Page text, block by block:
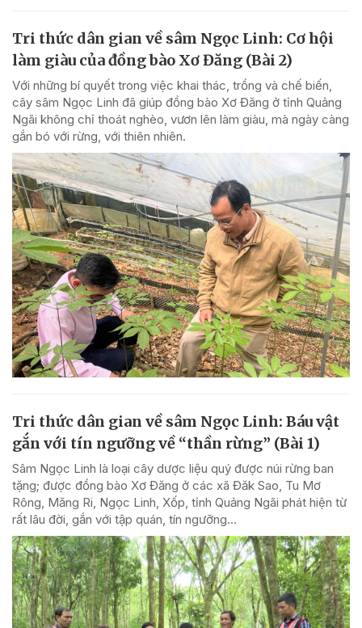
Tri thức dân gian về sâm Ngọc Linh: Cơ hội
làm giàu của đồng bào Xơ Đăng (Bài 2)
Với những bí quyết trong việc khai thác, trồng và chế biến,
cây sâm Ngọc Linh đã giúp đồng bào Xơ Đăng ở tỉnh Quảng
Ngãi không chỉ thoát nghèo, vươn lên làm giàu, mà ngày càng
gắn bó với rừng, với thiên nhiên.
Tri thức dân gian về sâm Ngọc Linh: Báu vật
gắn với tín ngưỡng về “thần rừng” (Bài 1)
Sâm Ngọc Linh là loại cây dược liệu quý được núi rừng ban
tặng; được đồng bào Xơ Đăng ở các xã Đăk Sao, Tu Mơ
Rông, Măng Ri, Ngọc Linh, Xốp, tỉnh Quảng Ngãi phát hiện từ
rất lâu đời, gắn với tập quán, tín ngưỡng...